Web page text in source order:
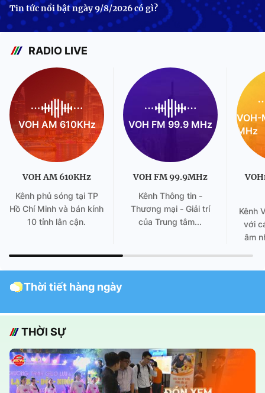
Current
Time
0:09 / Duration
1:01
Tin tức nổi bật ngày 9/8/2026 có gì?
RADIO LIVE
VOH AM 610KHz
VOH AM 610KHz
Kênh phủ sóng tại TP
Hồ Chí Minh và bán kính
10 tỉnh lân cận.
VOH FM 99.9 MHz
VOH FM 99.9MHz
Kênh Thông tin -
Thương mại - Giải trí
của Trung tâm...
VOH-
MHz
Kênh
với
âm
Thời tiết hàng ngày
THỜI SỰ